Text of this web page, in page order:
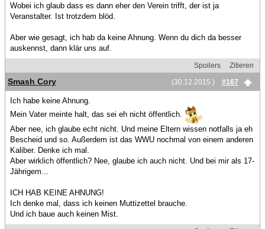
Wobei ich glaub dass es dann eher den Verein trifft, der ist ja
Veranstalter. Ist trotzdem blöd.
Aber wie gesagt, ich hab da keine Ahnung. Wenn du dich da besser
auskennst, dann klär uns auf.
Spoilers
Zitieren
(30.12.2015 )
#167
Smash Cory
Ich habe keine Ahnung.
Mein Vater meinte halt, das sei eh nicht öffentlich.
Aber nee, ich glaube echt nicht. Und meine Eltern wissen notfalls ja eh
Bescheid und so. Außerdem ist das WWU nochmal von einem anderen
Kaliber. Denke ich mal.
Aber wirklich öffentlich? Nee, glaube ich auch nicht. Und bei mir als 17-
Jährigem...
ICH HAB KEINE AHNUNG!
Ich denke mal, dass ich keinen Muttizettel brauche.
Und ich baue auch keinen Mist.